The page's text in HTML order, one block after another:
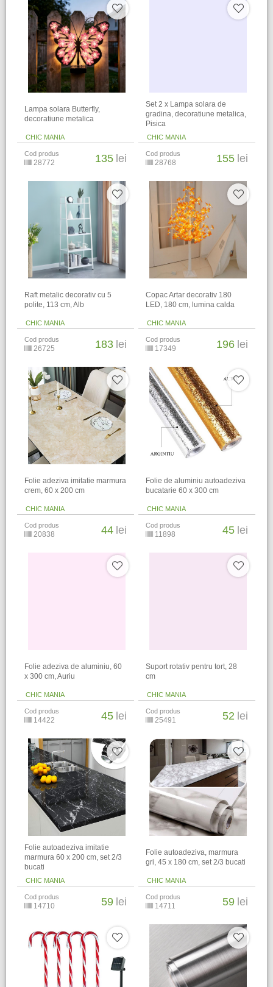
Lampa solara Butterfly,
decoratiune metalica
CHIC MANIA
Cod produs
28772 135 lei
Set 2 x Lampa solara de
gradina, decoratiune metalica,
Pisica
CHIC MANIA
Cod produs
28768 155 lei
Raft metalic decorativ cu 5
polite, 113 cm, Alb
CHIC MANIA
Cod produs
26725 183 lei
Copac Artar decorativ 180
LED, 180 cm, lumina calda
CHIC MANIA
Cod produs
17349 196 lei
Folie adeziva imitatie marmura
crem, 60 x 200 cm
CHIC MANIA
Cod produs
20838 44 lei
Folie de aluminiu autoadeziva
bucatarie 60 x 300 cm
CHIC MANIA
Cod produs
11898 45 lei
Folie adeziva de aluminiu, 60
x 300 cm, Auriu
CHIC MANIA
Cod produs
14422 45 lei
Suport rotativ pentru tort, 28
cm
CHIC MANIA
Cod produs
25491 52 lei
Folie autoadeziva imitatie
marmura 60 x 200 cm, set 2/3
bucati
CHIC MANIA
Cod produs
14710 59 lei
Folie autoadeziva, marmura
gri, 45 x 180 cm, set 2/3 bucati
CHIC MANIA
Cod produs
14711 59 lei